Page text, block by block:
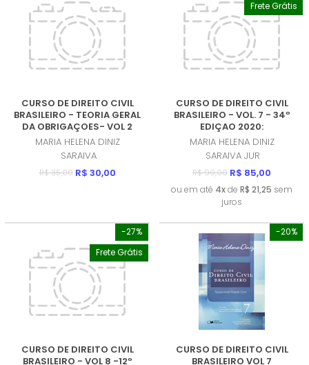
CURSO DE DIREITO CIVIL
BRASILEIRO - TEORIA GERAL
DA OBRIGAÇOES- VOL 2
(PRODUTO USADO - MUITO
BOM)
MARIA HELENA DINIZ
SARAIVA
R$ 35,00 R$ 30,00
Frete Grátis
CURSO DE DIREITO CIVIL
BRASILEIRO - VOL. 7 - 34º
EDIÇAO 2020:
RESPONSABILIDADE CIVIL
(PRODUTO USADO - MUITO
BOM)
MARIA HELENA DINIZ
SARAIVA JUR
R$ 90,00 R$ 85,00
ou em até 4xde R$ 21,25 sem
juros
-27%
Frete Grátis
CURSO DE DIREITO CIVIL
BRASILEIRO - VOL 8 -12º
-20%
CURSO DE DIREITO CIVIL
BRASILEIRO VOL 7